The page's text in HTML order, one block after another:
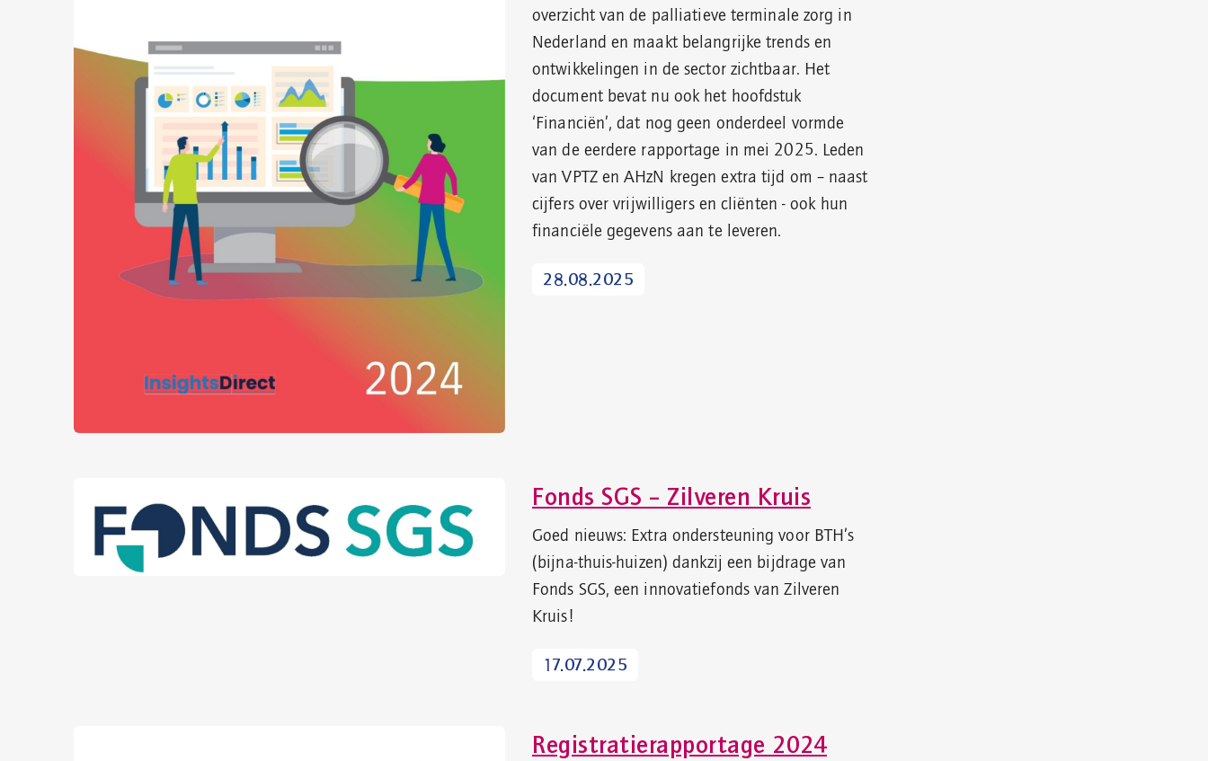
overzicht van de palliatieve terminale zorg in
Nederland en maakt belangrijke trends en
ontwikkelingen in de sector zichtbaar. Het
document bevat nu ook het hoofdstuk
‘Financiën’, dat nog geen onderdeel vormde
van de eerdere rapportage in mei 2025. Leden
van VPTZ en AHzN kregen extra tijd om – naast
cijfers over vrijwilligers en cliënten - ook hun
financiële gegevens aan te leveren.
28.08.2025
Fonds SGS – Zilveren Kruis
Goed nieuws: Extra ondersteuning voor BTH’s
(bijna-thuis-huizen) dankzij een bijdrage van
Fonds SGS, een innovatiefonds van Zilveren
Kruis!
17.07.2025
Registratierapportage 2024